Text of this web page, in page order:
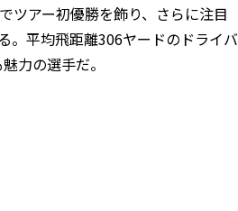
ツアー初優勝を飾り、さらに注目
。平均飛距離306ヤードのドライバ
力の選手だ。